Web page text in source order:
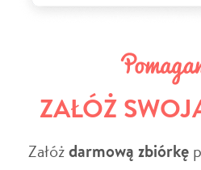
ZAŁÓŻ
Załóżdarmową zbiórkę